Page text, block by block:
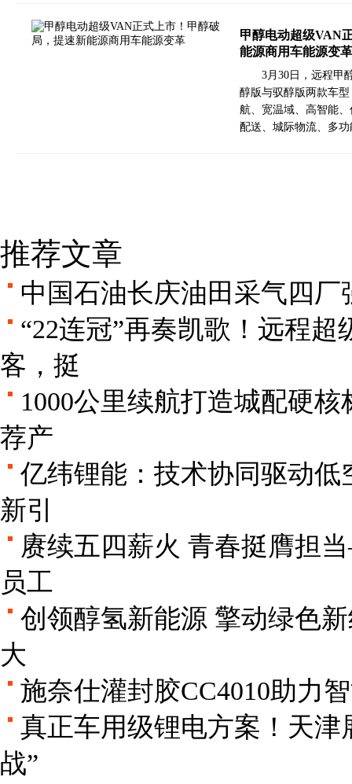
甲醇电动超级VAN
能源商用车能源变革
3月30日，远程甲
醇版与驭醇版两款车
航、宽温域、高智能
配送、城际物流、多
推荐文章
中国石油长庆油田采气四
“22连冠”再奏凯歌！远程
客，挺
1000公里续航打造城配硬
荐产
亿纬锂能：技术协同驱动
新引
赓续五四薪火 青春挺膺担
员工
创领醇氢新能源 擎动绿色
大
施奈仕灌封胶CC4010助力
真正车用级锂电方案！天
战”